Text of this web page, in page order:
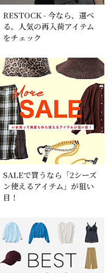
RESTOCK - 今なら、選べ
る。人気の再入荷アイテム
をチェック
SALEで買うなら「2シーズ
ン使えるアイテム」が狙い
目！